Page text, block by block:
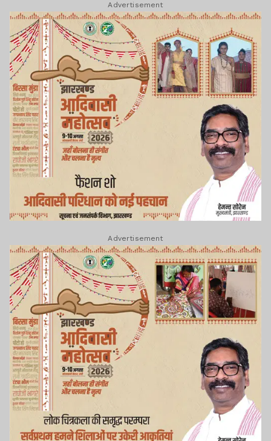
Advertisement
Advertisement